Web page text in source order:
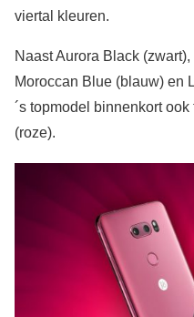
viertal kleuren.
Naast Aurora Black
Moroccan Blue (blauw) en
´s topmodel binnenkort
(roze).